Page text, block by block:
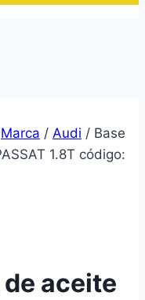
Marca / Audi / Base
1.8T código:
aceite